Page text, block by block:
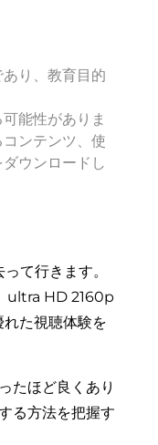
り、教育目的
能性がありま
ンテンツ、使
ウンロードし
て行きます。
ultra HD 2160p
た視聴体験を
たほど良くあり
る方法を把握す